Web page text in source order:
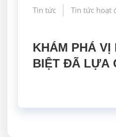
Tin tức Tin tức hoạt
KHÁM PHÁ
BIỆT ĐÃ LỰA
VỤ HIỆU